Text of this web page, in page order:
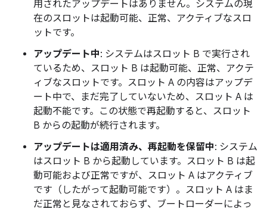
用されたアップデートはありません。システムの現
在のスロットは起動可能、正常、アクティブなスロ
ットです。
アップデート中: システムはスロット B で実行され
ているため、スロット B は起動可能、正常、アクテ
ィブなスロットです。スロット A の内容はアップデ
ート中で、まだ完了していないため、スロット A は
起動不能です。この状態で再起動すると、スロット
B からの起動が続行されます。
アップデートは適用済み、再起動を保留中: システム
はスロット B から起動しています。スロット B は起
動可能および正常ですが、スロット A はアクティブ
です（したがって起動可能です）。スロット A はま
だ正常と見なされておらず、ブートローダーによっ